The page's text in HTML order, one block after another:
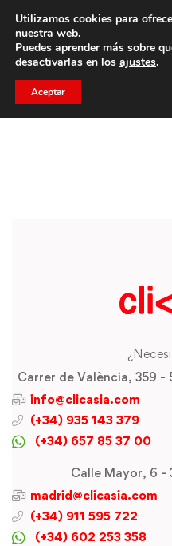
Trae a un amigo y llevaos
Carrer de València, 359
info@clicasia.com
(+34) 935 143 379
(+34) 657 85 37 00
Calle Mayor, 6 -
madrid@clicasia.com
(+34) 911 595 722
(+34) 602 253 358
Utilizamos cookies para
nuestra web.
Puedes aprender más sobre
desactivarlas en los ajustes.
Aceptar